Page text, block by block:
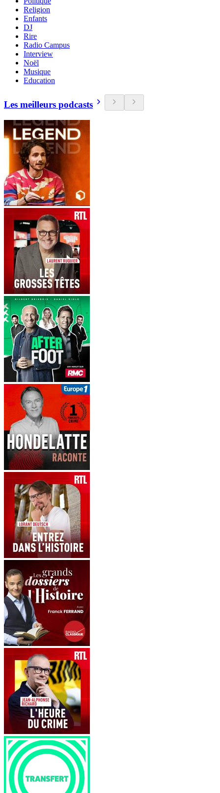
Religion
Enfants
DJ
Rire
Radio Campus
Interview
Noël
Musique
Education
Les meilleurs podcasts